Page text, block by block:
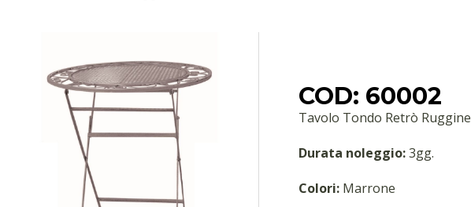
COD: 60002
Tavolo Tondo Retrò
Durata noleggio:3gg.
Colori:Marrone